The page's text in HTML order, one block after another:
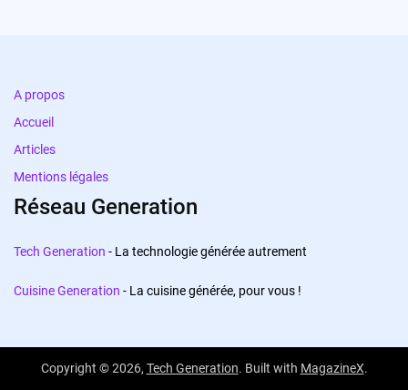
A propos
Accueil
Articles
Mentions légales
Réseau Generation
Tech Generation - La technologie générée autrement
Cuisine Generation - La cuisine générée, pour vous !
Copyright © 2026, Tech Generation. Built with MagazineX.